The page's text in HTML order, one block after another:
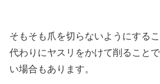
そもそも爪を切らないようにする
代わりにヤスリをかけて削ること
い場合もあります。